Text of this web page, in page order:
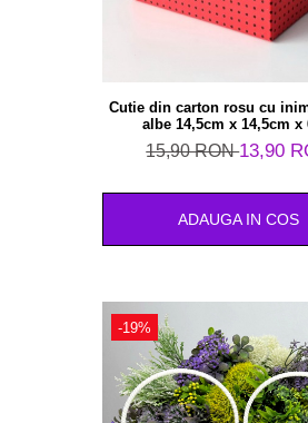
Cutie din carton rosu cu
albe 14,5cm x 14,5cm x
15,90 RON13,90
ADAUGA IN COS
-19%